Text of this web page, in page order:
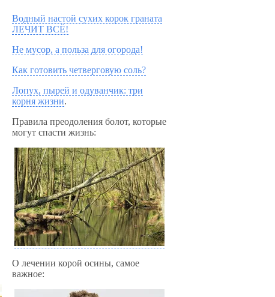
Водный настой сухих корок граната
ЛЕЧИТ ВСЁ!
Не мусор, а польза для огорода!
Как готовить четверговую соль?
Лопух, пырей и одуванчик: три
корня жизни.
Правила преодоления болот, которые
могут спасти жизнь:
О лечении корой осины, самое
важное: